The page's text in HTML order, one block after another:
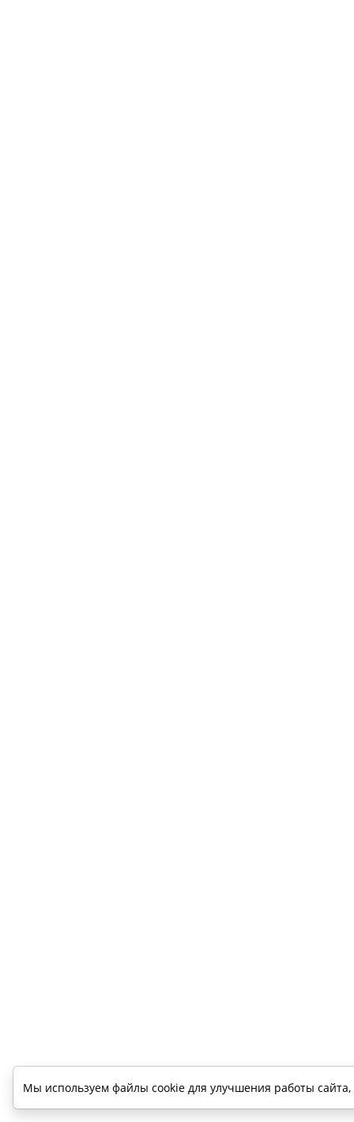
Мы используем файлы cookie для улучшения работы